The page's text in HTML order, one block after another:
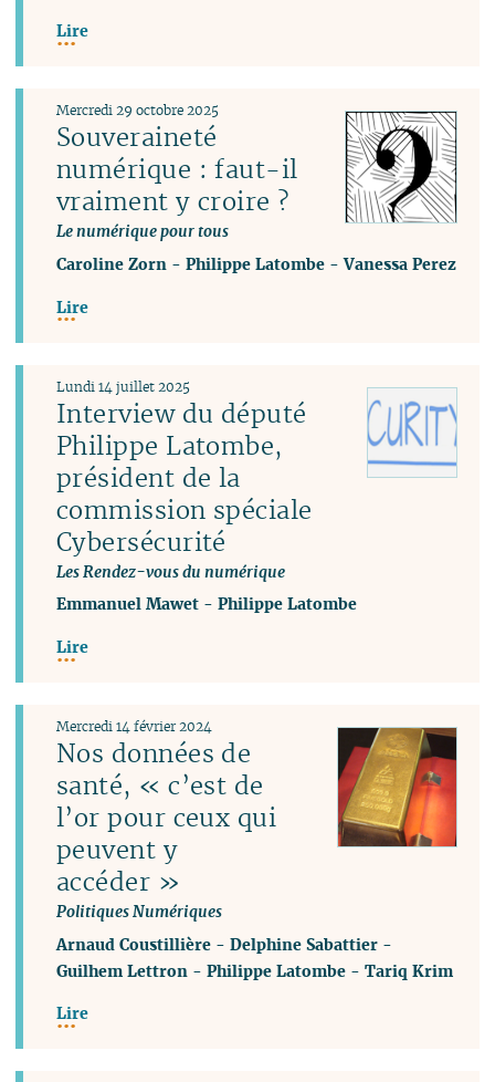
Lire
Souveraineté
numérique : faut-il
vraiment y croire ?
Le numérique pour tous
Mercredi 29 octobre 2025
Caroline Zorn -Philippe Latombe -Vanessa Perez
Lire
Interview du député
Philippe Latombe,
président de la
commission spéciale
Cybersécurité
Les Rendez-vous du numérique
Lundi 14 juillet 2025
Emmanuel Mawet -Philippe Latombe
Lire
Nos données de
santé, « c’est de
l’or pour ceux qui
peuvent y
accéder »
Politiques Numériques
Mercredi 14 février 2024
Arnaud Coustillière -Delphine Sabattier -
Guilhem Lettron -Philippe Latombe -Tariq Krim
Lire